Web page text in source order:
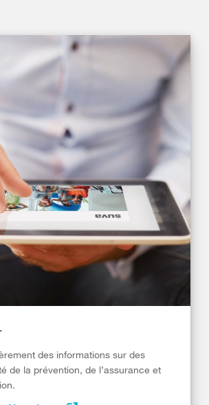
des informations sur des
de la prévention, de l’assurance et